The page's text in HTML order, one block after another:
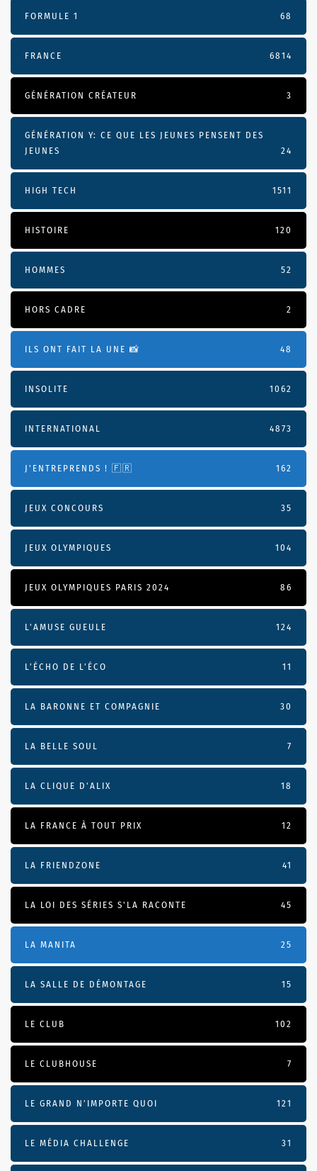
FORMULE 1 68
FRANCE 6814
GÉNÉRATION CRÉATEUR 3
GÉNÉRATION Y: CE QUE LES JEUNES PENSENT DES
JEUNES
24
HIGH TECH 1511
HISTOIRE 120
HOMMES 52
HORS CADRE 2
ILS ONT FAIT LA UNE 📸 48
INSOLITE 1062
INTERNATIONAL 4873
J'ENTREPRENDS ! 🇫🇷 162
JEUX CONCOURS 35
JEUX OLYMPIQUES 104
JEUX OLYMPIQUES PARIS 2024 86
L'AMUSE GUEULE 124
L’ÉCHO DE L’ÉCO 11
LA BARONNE ET COMPAGNIE 30
LA BELLE SOUL 7
LA CLIQUE D'ALIX 18
LA FRANCE À TOUT PRIX 12
LA FRIENDZONE 41
LA LOI DES SÉRIES S'LA RACONTE 45
LA MANITA 25
LA SALLE DE DÉMONTAGE 15
LE CLUB 102
LE CLUBHOUSE 7
LE GRAND N’IMPORTE QUOI 121
LE MÉDIA CHALLENGE 31